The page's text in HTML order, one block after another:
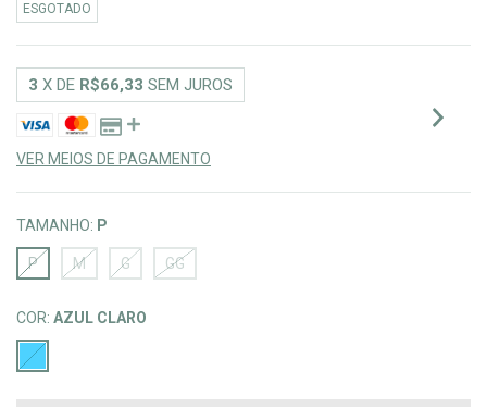
ESGOTADO
3 X DE R$66,33 SEM JUROS
VER MEIOS DE PAGAMENTO
TAMANHO: P
P M G GG
COR: AZUL CLARO